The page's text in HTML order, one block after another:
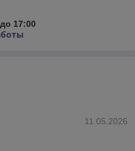
17:00
11.05.2026